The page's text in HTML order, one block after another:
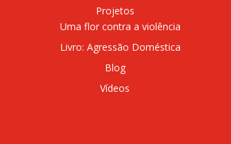
Projetos
Uma flor contra a violência
Livro: Agressão Doméstica
Blog
Vídeos